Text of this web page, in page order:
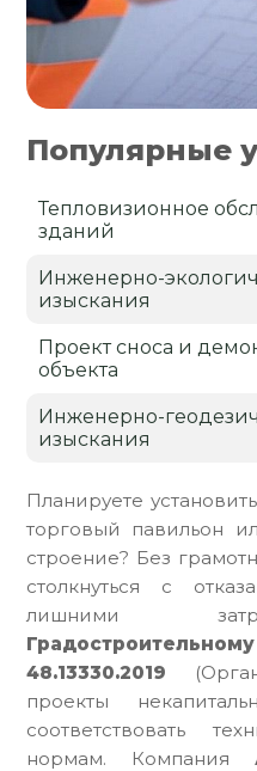
Планируете
торговый павильон
строение? Без
столкнуться с
лишними
48.13330.2019
проекты
соответствовать
нормам. Компания
Популярные
Тепловизионное
зданий
Инженерно-
изыскания
Проект сноса и
объекта
Инженерно-
изыскания